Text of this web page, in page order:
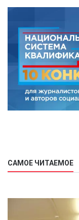
САМОЕ ЧИТАЕМОЕ